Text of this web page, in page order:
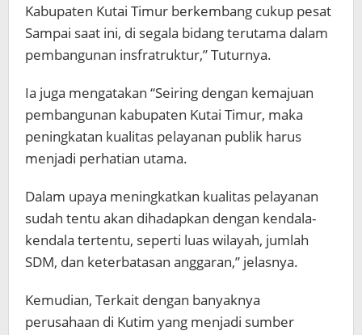
Kabupaten Kutai Timur berkembang cukup pesat
Sampai saat ini, di segala bidang terutama dalam
pembangunan insfratruktur,” Tuturnya.
Ia juga mengatakan “Seiring dengan kemajuan
pembangunan kabupaten Kutai Timur, maka
peningkatan kualitas pelayanan publik harus
menjadi perhatian utama.
Dalam upaya meningkatkan kualitas pelayanan
sudah tentu akan dihadapkan dengan kendala-
kendala tertentu, seperti luas wilayah, jumlah
SDM, dan keterbatasan anggaran,” jelasnya.
Kemudian, Terkait dengan banyaknya
perusahaan di Kutim yang menjadi sumber